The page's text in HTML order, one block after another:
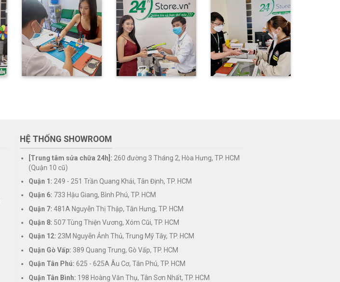
HỆ THỐNG SHOWROOM
[Trung tâm sửa chữa 24h]: 260 đường 3 Tháng 2, Hòa Hưng, TP. HCM
(Quận 10 cũ)
Quận 1: 249 - 251 Trần Quang Khải, Tân Định, TP. HCM
Quận 6: 733 Hậu Giang, Bình Phú, TP. HCM
Quận 7: 481A Nguyễn Thị Thập, Tân Hưng, TP. HCM
Quận 8: 507 Tùng Thiện Vương, Xóm Cũi, TP. HCM
Quận 12: 23M Nguyễn Ảnh Thủ, Trung Mỹ Tây, TP. HCM
Quận Gò Vấp: 389 Quang Trung, Gò Vấp, TP. HCM
Quận Tân Phú: 625 - 625A Âu Cơ, Tân Phú, TP. HCM
Quận Tân Bình: 198 Hoàng Văn Thụ, Tân Sơn Nhất, TP. HCM